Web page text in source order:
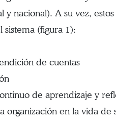
nacional). A su vez,
sistema (figura 1):
de cuentas
de aprendizaje y
en la vida de